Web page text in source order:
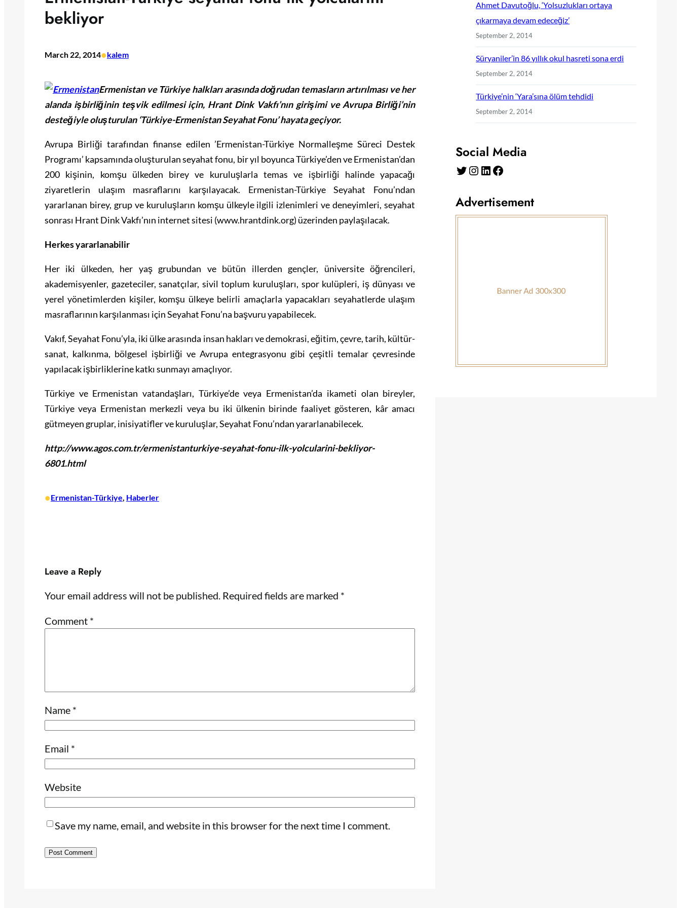
bekliyor
March 22, 2014•kalem
Ermenistan ve Türkiye halkları arasında doğrudan temasların artırılması ve her
alanda işbirliğinin teşvik edilmesi için, Hrant Dink Vakfı’nın girişimi ve Avrupa Birliği’nin
desteğiyle oluşturulan ‘Türkiye-Ermenistan Seyahat Fonu’ hayata geçiyor.
Avrupa Birliği tarafından finanse edilen ’Ermenistan-Türkiye Normalleşme Süreci Destek
Programı’ kapsamında oluşturulan seyahat fonu, bir yıl boyunca Türkiye’den ve Ermenistan’dan
200 kişinin, komşu ülkeden birey ve kuruluşlarla temas ve işbirliği halinde yapacağı
ziyaretlerin ulaşım masraflarını karşılayacak. Ermenistan-Türkiye Seyahat Fonu’ndan
yararlanan birey, grup ve kuruluşların komşu ülkeyle ilgili izlenimleri ve deneyimleri, seyahat
sonrası Hrant Dink Vakfı’nın internet sitesi (www.hrantdink.org) üzerinden paylaşılacak.
Herkes yararlanabilir
Her iki ülkeden, her yaş grubundan ve bütün illerden gençler, üniversite öğrencileri,
akademisyenler, gazeteciler, sanatçılar, sivil toplum kuruluşları, spor kulüpleri, iş dünyası ve
yerel yönetimlerden kişiler, komşu ülkeye belirli amaçlarla yapacakları seyahatlerde ulaşım
masraflarının karşılanması için Seyahat Fonu’na başvuru yapabilecek.
Vakıf, Seyahat Fonu’yla, iki ülke arasında insan hakları ve demokrasi, eğitim, çevre, tarih, kültür-
sanat, kalkınma, bölgesel işbirliği ve Avrupa entegrasyonu gibi çeşitli temalar çevresinde
yapılacak işbirliklerine katkı sunmayı amaçlıyor.
Türkiye ve Ermenistan vatandaşları, Türkiye’de veya Ermenistan’da ikameti olan bireyler,
Türkiye veya Ermenistan merkezli veya bu iki ülkenin birinde faaliyet gösteren, kâr amacı
gütmeyen gruplar, inisiyatifler ve kuruluşlar, Seyahat Fonu’ndan yararlanabilecek.
http://www.agos.com.tr/ermenistanturkiye-seyahat-fonu-ilk-yolcularini-bekliyor-
6801.html
•Ermenistan-Türkiye, Haberler
Leave a Reply
Your email address will not be published. Required fields are marked *
Comment *
Name *
Email *
Website
Save my name, email, and website in this browser for the next time I comment.
Ahmet Davutoğlu, ‘Yolsuzlukları ortaya
çıkarmaya devam edeceğiz’
September 2, 2014
Süryaniler’in 86 yıllık okul hasreti sona erdi
September 2, 2014
Türkiye’nin ‘Yara’sına ölüm tehdidi
September 2, 2014
Social Media
Twitter Instagram LinkedIn Facebook
Advertisement